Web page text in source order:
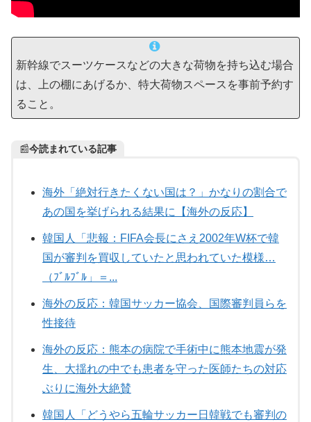
新幹線でスーツケースなどの大きな荷物を持ち込む場合
は、上の棚にあげるか、特大荷物スペースを事前予約す
ること。
📰今読まれている記事
海外「絶対行きたくない国は？」かなりの割合で
あの国を挙げられる結果に【海外の反応】
韓国人「悲報：FIFA会長にさえ2002年W杯で韓
国が審判を買収していたと思われていた模様…
（ﾌﾞﾙﾌﾞﾙ」＝...
海外の反応：韓国サッカー協会、国際審判員らを
性接待
海外の反応：熊本の病院で手術中に熊本地震が発
生、大揺れの中でも患者を守った医師たちの対応
ぶりに海外大絶賛
韓国人「どうやら五輪サッカー日韓戦でも審判の